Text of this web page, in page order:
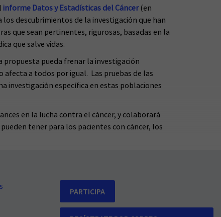
informe Datos y Estadísticas del Cáncer(en
los descubrimientos de la investigación que han
que sean pertinentes, rigurosas, basadas en la
que salve vidas.
propuesta pueda frenar la investigación
a todos por igual. Las pruebas de las
investigación específica en estas poblaciones
en la lucha contra el cáncer, y colaborará
tener para los pacientes con cáncer, los
PARTICIPA